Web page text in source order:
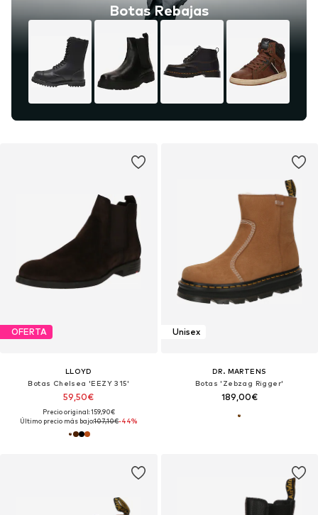
Botas Rebajas
OFERTA
LLOYD
Botas Chelsea 'EEZY 315'
59,50€
Precio original: 159,90€
Último precio más bajo:107,10€-44%
Unisex
DR. MARTENS
Botas 'Zebzag Rigger'
189,00€